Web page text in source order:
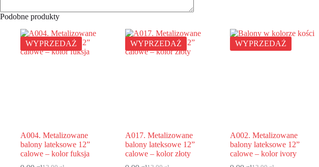
Podobne produkty
WYPRZEDAŻ
A004. Metalizowane
balony lateksowe 12”
calowe – kolor fuksja
WYPRZEDAŻ
A017. Metalizowane
balony lateksowe 12”
calowe – kolor złoty
WYPRZEDAŻ
A002. Metalizowane
balony lateksowe 12”
calowe – kolor ivory